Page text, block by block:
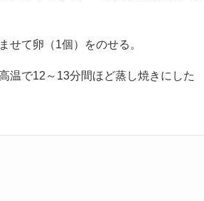
せて卵（1個）をのせる。
温で12～13分間ほど蒸し焼きにした